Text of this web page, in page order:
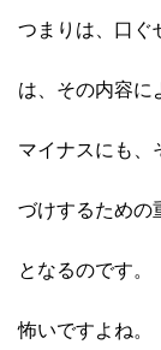
つまりは、口ぐ
は、その内容に
マイナスにも、
づけするための
となるのです。
怖いですよね。